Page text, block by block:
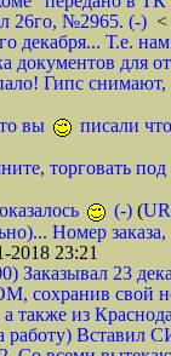
26го, №2965. (-) <
декабря... Т.е.
документов для
Гипс снимают,
вы
писали
торговать
(-) (
Номер
23:21
Заказывал 23
сохранив свой
также из
Вставил